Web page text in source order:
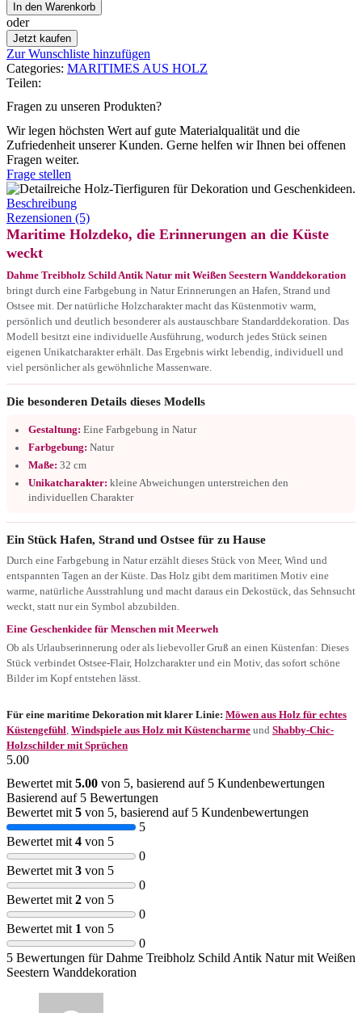
In den Warenkorb
oder
Jetzt kaufen
Zur Wunschliste hinzufügen
Categories: MARITIMES AUS HOLZ
Teilen:
Fragen zu unseren Produkten?
Wir legen höchsten Wert auf gute Materialqualität und die
Zufriedenheit unserer Kunden. Gerne helfen wir Ihnen bei offenen
Fragen weiter.
Frage stellen
Beschreibung
Rezensionen (5)
Maritime Holzdeko, die Erinnerungen an die Küste
weckt
Dahme Treibholz Schild Antik Natur mit Weißen Seestern Wanddekoration
bringt durch eine Farbgebung in Natur Erinnerungen an Hafen, Strand und
Ostsee mit. Der natürliche Holzcharakter macht das Küstenmotiv warm,
persönlich und deutlich besonderer als austauschbare Standarddekoration. Das
Modell besitzt eine individuelle Ausführung, wodurch jedes Stück seinen
eigenen Unikatcharakter erhält. Das Ergebnis wirkt lebendig, individuell und
viel persönlicher als gewöhnliche Massenware.
Die besonderen Details dieses Modells
Gestaltung: Eine Farbgebung in Natur
Farbgebung: Natur
Maße: 32 cm
Unikatcharakter: kleine Abweichungen unterstreichen den
individuellen Charakter
Ein Stück Hafen, Strand und Ostsee für zu Hause
Durch eine Farbgebung in Natur erzählt dieses Stück von Meer, Wind und
entspannten Tagen an der Küste. Das Holz gibt dem maritimen Motiv eine
warme, natürliche Ausstrahlung und macht daraus ein Dekostück, das Sehnsucht
weckt, statt nur ein Symbol abzubilden.
Eine Geschenkidee für Menschen mit Meerweh
Ob als Urlaubserinnerung oder als liebevoller Gruß an einen Küstenfan: Dieses
Stück verbindet Ostsee-Flair, Holzcharakter und ein Motiv, das sofort schöne
Bilder im Kopf entstehen lässt.
Für eine maritime Dekoration mit klarer Linie: Möwen aus Holz für echtes
Küstengefühl Windspiele aus Holz mit Küstencharme und Shabby-Chic-
Holzschilder mit Sprüchen
5.00
Bewertet mit 5.00 von 5, basierend auf 5 Kundenbewertungen
Basierend auf 5 Bewertungen
Bewertet mit 5 von 5, basierend auf 5 Kundenbewertungen
5
Bewertet mit 4 von 5
0
Bewertet mit 3 von 5
0
Bewertet mit 2 von 5
0
Bewertet mit 1 von 5
0
5 Bewertungen fürDahme Treibholz Schild Antik Natur mit Weißen
Seestern Wanddekoration